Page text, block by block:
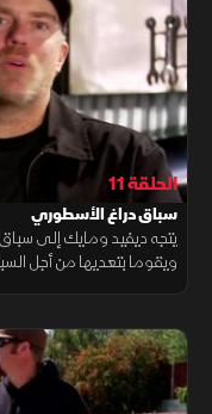
الحلقة 11
سباق دراغ الأسطوري
يتجه ديفيد ومايك إلى
ويقوما بتعديها من أجل